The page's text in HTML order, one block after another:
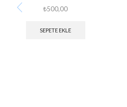
₺500,00
SEPETE EKLE